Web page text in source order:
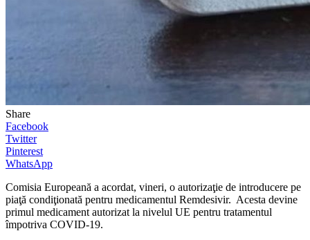
Share
Facebook
Twitter
Pinterest
WhatsApp
Comisia Europeană a acordat, vineri, o autorizaţie de introducere pe
piaţă condiţionată pentru medicamentul Remdesivir. Acesta devine
primul medicament autorizat la nivelul UE pentru tratamentul
împotriva COVID-19.